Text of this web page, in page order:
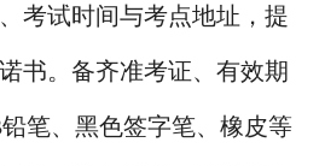
考试时间与考点地址，提
书。备齐准考证、有效期
笔、黑色签字笔、橡皮等